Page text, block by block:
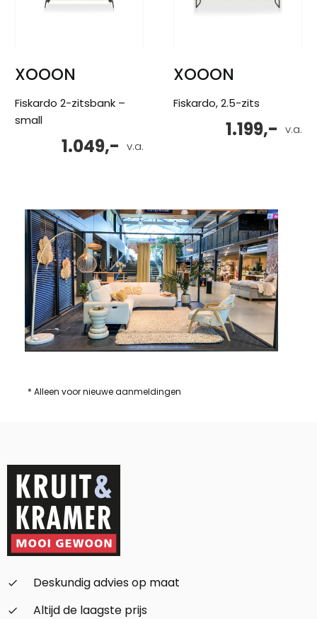
XOOON
Fiskardo 2-zitsbank –
small
v.a.
1.049,-
XOOON
Fiskardo, 2.5-zits
v.a.
1.199,-
* Alleen voor nieuwe aanmeldingen
check_small
Deskundig advies op maat
check_small
Altijd de laagste prijs